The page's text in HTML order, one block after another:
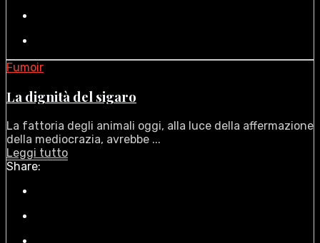
Fumoir
La dignità del sigaro
La fattoria degli animali oggi, alla luce della affermazione
della mediocrazia, avrebbe ...
Leggi tutto
Share: